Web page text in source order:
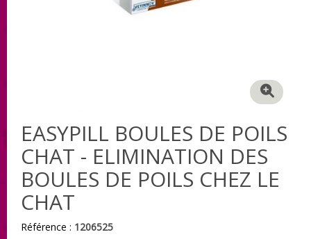
EASYPILL BOULES DE POILS
CHAT - ELIMINATION DES
BOULES DE POILS CHEZ LE
CHAT
Référence : 1206525